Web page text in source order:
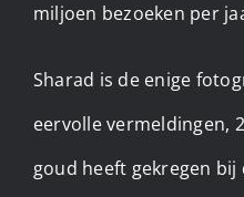
miljoen bezoeken per
Sharad is de enige
eervolle vermeldingen,
goud heeft gekregen